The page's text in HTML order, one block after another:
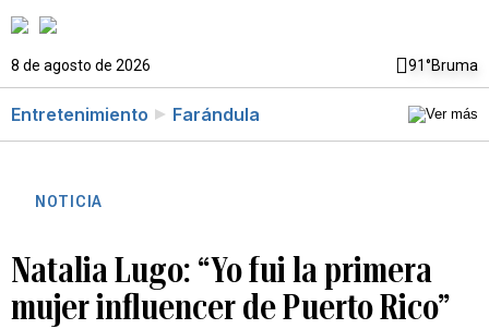
8 de agosto de 2026 91°Bruma
Entretenimiento Farándula
NOTICIA
Natalia Lugo: “Yo fui la primera
mujer influencer de Puerto Rico”